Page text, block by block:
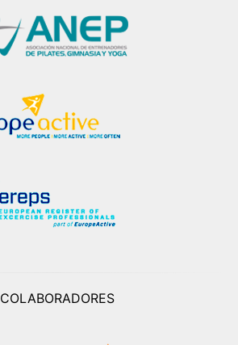
COLABORADORES